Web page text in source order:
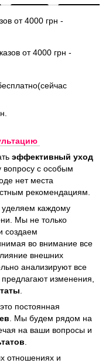
от 4000 грн -
от 4000 грн -
эффективный уход
вопросу с особым
нет места
рекомендациям.
каждому
Мы не только
создаем
во внимание все
внешних
анализируют все
изменения,
постоянная
. Мы будем рядом на
на ваши вопросы и
отношениях и